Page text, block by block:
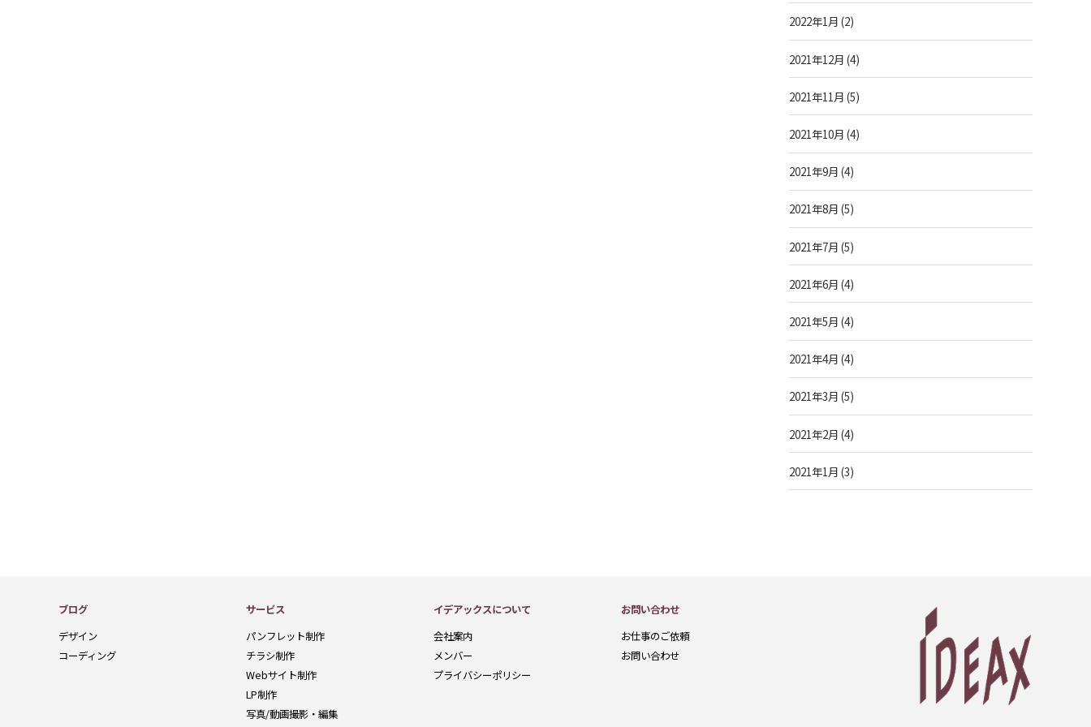
2022年1月 (2)
2021年12月 (4)
2021年11月 (5)
2021年10月 (4)
2021年9月 (4)
2021年8月 (5)
2021年7月 (5)
2021年6月 (4)
2021年5月 (4)
2021年4月 (4)
2021年3月 (5)
2021年2月 (4)
2021年1月 (3)
ブログ
デザイン
コーディング
サービス
パンフレット制作
チラシ制作
Webサイト制作
LP制作
写真/動画撮影・編集
イデアックスについて
会社案内
メンバー
プライバシーポリシー
お問い合わせ
お仕事のご依頼
お問い合わせ